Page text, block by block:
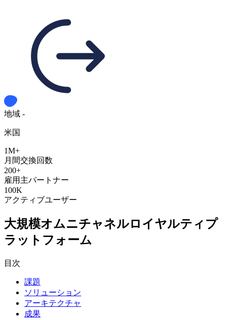
地域 -
米国
1M+
月間交換回数
200+
雇用主パートナー
100K
アクティブユーザー
大規模オムニチャネルロイヤルティプ
ラットフォーム
目次
課題
ソリューション
アーキテクチャ
成果